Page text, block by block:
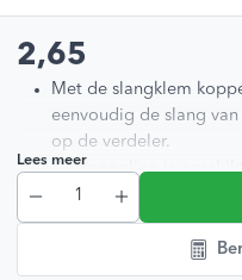
2,65
Met de slangklem
eenvoudig de slang
op de verdeler.
De koppeling is
2mm type PE-RT of AKB.
Maat 14 x 2 3/4” IG.
Let op, de slangklem
Lees meer